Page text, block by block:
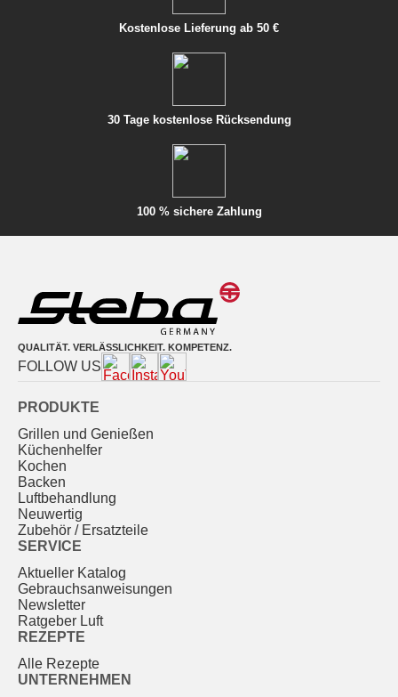
Kostenlose Lieferung ab 50 €
30 Tage kostenlose Rücksendung
100 % sichere Zahlung
QUALITÄT. VERLÄSSLICHKEIT. KOMPETENZ.
FOLLOW US
PRODUKTE
Grillen und Genießen
Küchenhelfer
Kochen
Backen
Luftbehandlung
Neuwertig
Zubehör / Ersatzteile
SERVICE
Aktueller Katalog
Gebrauchs­anweisungen
Newsletter
Ratgeber Luft
REZEPTE
Alle Rezepte
UNTERNEHMEN